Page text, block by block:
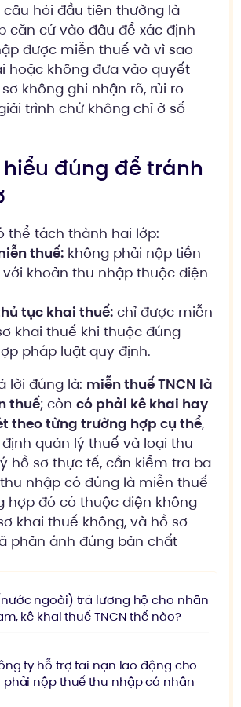
câu hỏi đầu tiên thường là
căn cứ vào đâu để xác định
được miễn thuế và vì sao
hoặc không đưa vào quyết
không ghi nhận rõ, rủi ro
trình chứ không chỉ ở số
hiểu đúng để tránh
thể tách thành hai lớp:
thuế: không phải nộp tiền
khoản thu nhập thuộc diện
tục khai thuế: chỉ được miễn
khai thuế khi thuộc đúng
pháp luật quy định.
lời đúng là: miễn thuế TNCN là
thuế; còn có phải kê khai hay
theo từng trường hợp cụ thể,
quản lý thuế và loại thu
hồ sơ thực tế, cần kiểm tra ba
nhập có đúng là miễn thuế
hợp đó có thuộc diện không
khai thuế không, và hồ sơ
phản ánh đúng bản chất
ngoài) trả lương hộ cho nhân
kê khai thuế TNCN thế nào?
ty hỗ trợ tai nạn lao động cho
phải nộp thuế thu nhập cá nhân